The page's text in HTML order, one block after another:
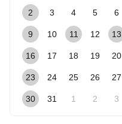
2 3 4 5 6
9 10 11 12 13
16 17 18 19 20
23 24 25 26 27
30 31 1 2 3